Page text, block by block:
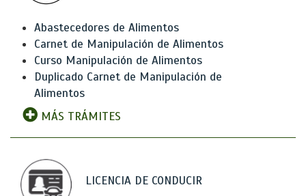
Abastecedores de Alimentos
Carnet de Manipulación de Alimentos
Curso Manipulación de Alimentos
Duplicado Carnet de Manipulación de
Alimentos
MÁS TRÁMITES
LICENCIA DE CONDUCIR